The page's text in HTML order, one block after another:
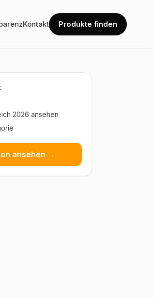
Kontakt Produkte finden
2026 ansehen
ansehen →